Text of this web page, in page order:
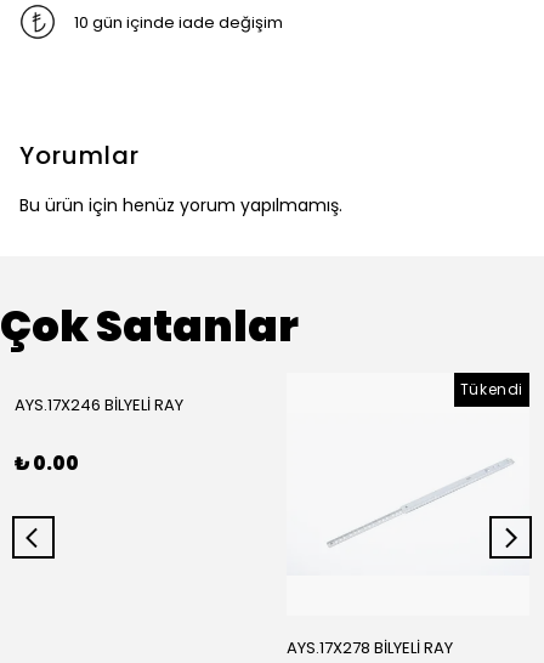
10 gün içinde iade değişim
Yorumlar
Bu ürün için henüz yorum yapılmamış.
Çok Satanlar
AYS.17X246 BİLYELİ RAY
₺ 0.00
Tükendi
AYS.17X278 BİLYELİ RAY